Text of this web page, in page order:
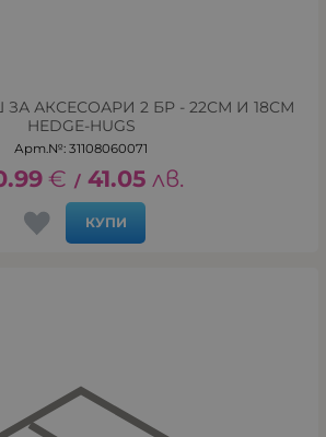
АКСЕСОАРИ 2 БР - 22СМ И 18СМ
HEDGE-HUGS
Арт.№: 31108060071
€ / 41.05 лв.
КУПИ